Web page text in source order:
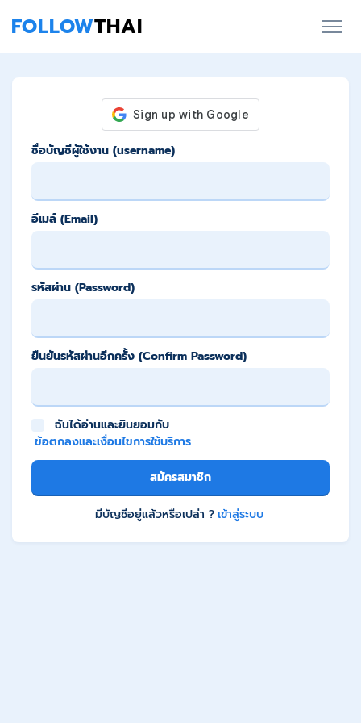
FOLLOWTHAI
ชื่อบัญชีผู้ใช้งาน (username)
อีเมล์ (Email)
รหัสผ่าน (Password)
ยืนยันรหัสผ่านอีกครั้ง (Confirm Password)
ฉันได้อ่านและยินยอมกับ
ข้อตกลงและเงื่อนไขการใช้บริการ
สมัครสมาชิก
มีบัญชีอยู่แล้วหรือเปล่า ? เข้าสู่ระบบ